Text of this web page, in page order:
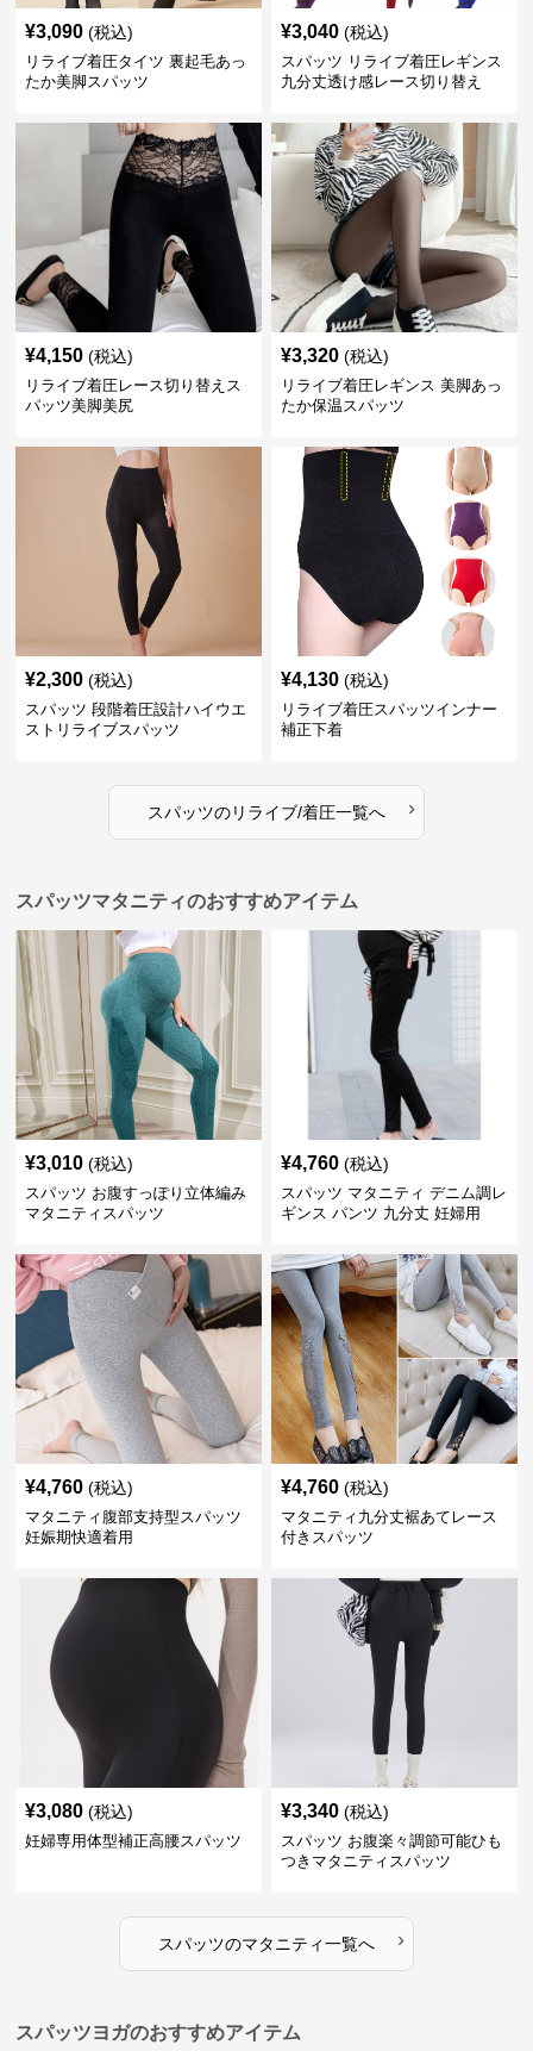
¥3,090 (税込)
リライブ着圧タイツ 裏起毛あっ
たか美脚スパッツ
¥3,040 (税込)
スパッツ リライブ着圧レギンス
九分丈透け感レース切り替え
¥4,150 (税込)
リライブ着圧レース切り替えス
パッツ美脚美尻
¥3,320 (税込)
リライブ着圧レギンス 美脚あっ
たか保温スパッツ
¥2,300 (税込)
スパッツ 段階着圧設計ハイウエ
ストリライブスパッツ
¥4,130 (税込)
リライブ着圧スパッツインナー
補正下着
スパッツのリライブ/着圧一覧へ ›
スパッツマタニティのおすすめアイテム
¥3,010 (税込)
スパッツ お腹すっぽり立体編み
マタニティスパッツ
¥4,760 (税込)
スパッツ マタニティ デニム調レ
ギンス パンツ 九分丈 妊婦用
¥4,760 (税込)
マタニティ腹部支持型スパッツ
妊娠期快適着用
¥4,760 (税込)
マタニティ九分丈裾あてレース
付きスパッツ
¥3,080 (税込)
妊婦専用体型補正高腰スパッツ
¥3,340 (税込)
スパッツ お腹楽々調節可能ひも
つきマタニティスパッツ
スパッツのマタニティ一覧へ ›
スパッツヨガのおすすめアイテム